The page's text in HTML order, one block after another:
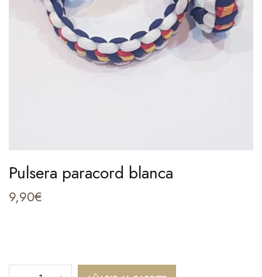
Pulsera paracord blanca
9,90€